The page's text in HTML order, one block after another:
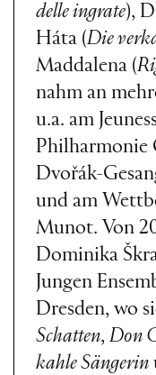
delle ingrate),
Háta (Die
Maddalena (
nahm an
u.a. am
Philharmonie
Dvořák-
und am
Munot. Von
Dominika
Jungen
Dresden, wo
Schatten, Don
kahle Sängerin